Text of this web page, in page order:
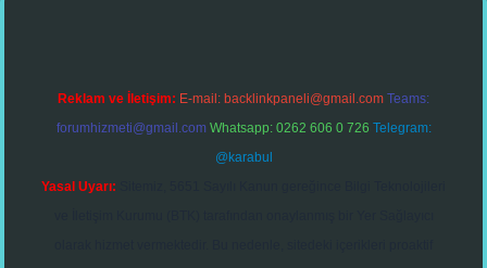
Reklam ve İletişim: E-mail: backlinkpaneli@gmail.com Teams:
forumhizmeti@gmail.com Whatsapp: 0262 606 0 726 Telegram:
@karabul
Yasal Uyarı: